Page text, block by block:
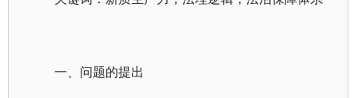
一、问题的提出